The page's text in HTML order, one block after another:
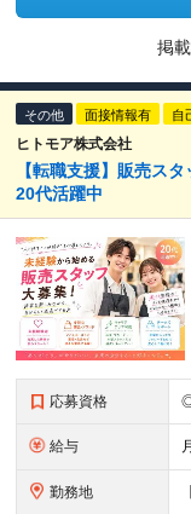
掲
その他 面接情報有 自
ヒトモア株式会社
【転職支援】販売ス
20代活躍中
応募資格
給与
勤務地